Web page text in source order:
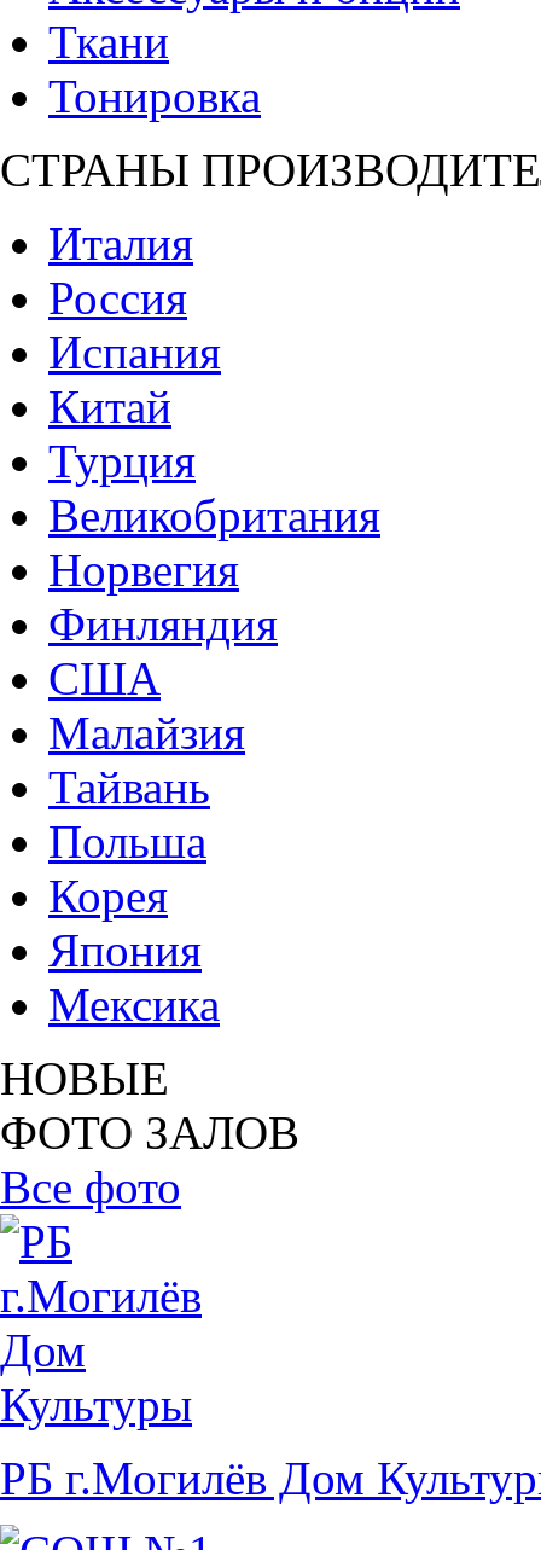
Ткани
Тонировка
СТРАНЫ
Италия
Россия
Испания
Китай
Турция
Великобритания
Норвегия
Финляндия
США
Малайзия
Тайвань
Польша
Корея
Япония
Мексика
НОВЫЕ
ФОТО ЗАЛОВ
Все фото
РБ г.Могилёв Дом